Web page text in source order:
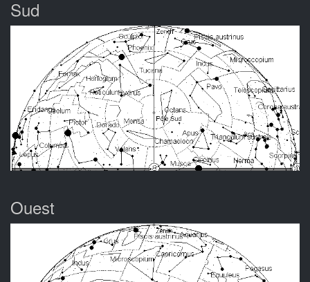
Sud
Ouest